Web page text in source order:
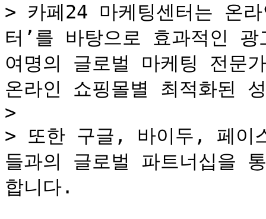
> 카페24 마케팅센터는 온
터’를 바탕으로 효과적인
여명의 글로벌 마케팅 전문
온라인 쇼핑몰별 최적화된
>
> 또한 구글, 바이두, 페이
들과의 글로벌 파트너십을
합니다.